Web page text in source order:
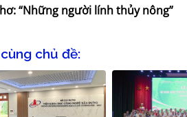
“Những người lính thủy nông”
chủ đề: